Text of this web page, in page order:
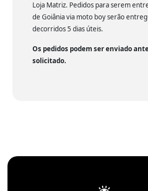
Loja Matriz. Pedidos para serem
de Goiânia via moto boy serão
decorridos 5 dias úteis.
Os pedidos podem ser enviado
solicitado.